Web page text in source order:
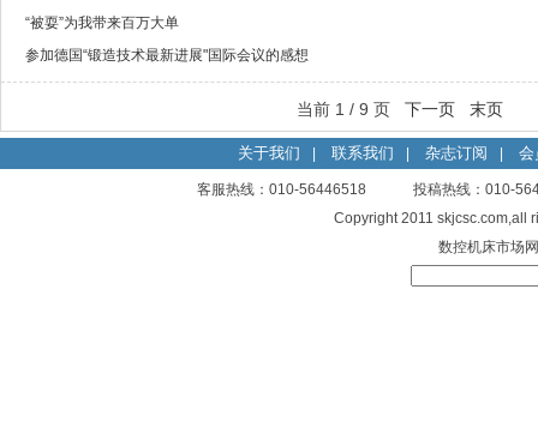
“被耍”为我带来百万大单
参加德国“锻造技术最新进展"国际会议的感想
当前 1 / 9 页 下一页 末页
关于我们 联系我们 杂志订阅 会
客服热线：010-56446518 投稿热线：
Copyright 2011
数控机床市场网